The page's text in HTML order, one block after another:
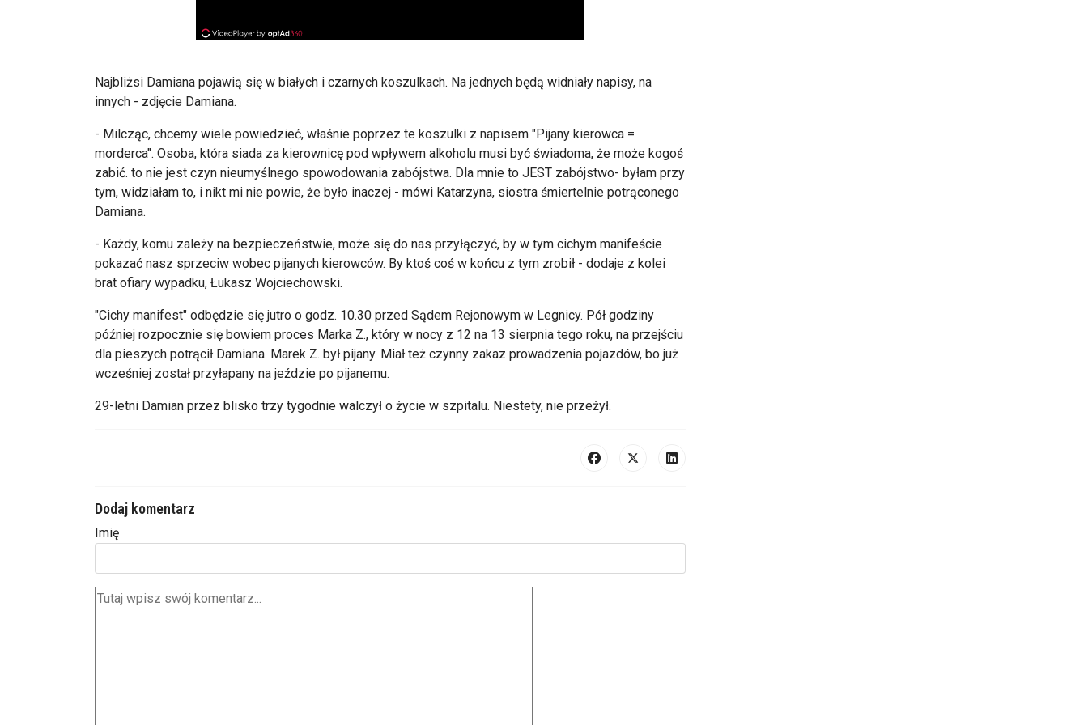
Najbliżsi Damiana pojawią się w białych i czarnych koszulkach. Na jednych będą widniały napisy, na
innych - zdjęcie Damiana.
- Milcząc, chcemy wiele powiedzieć, właśnie poprzez te koszulki z napisem "Pijany kierowca =
morderca". Osoba, która siada za kierownicę pod wpływem alkoholu musi być świadoma, że może kogoś
zabić. to nie jest czyn nieumyślnego spowodowania zabójstwa. Dla mnie to JEST zabójstwo- byłam przy
tym, widziałam to, i nikt mi nie powie, że było inaczej - mówi Katarzyna, siostra śmiertelnie potrąconego
Damiana.
- Każdy, komu zależy na bezpieczeństwie, może się do nas przyłączyć, by w tym cichym manifeście
pokazać nasz sprzeciw wobec pijanych kierowców. By ktoś coś w końcu z tym zrobił - dodaje z kolei
brat ofiary wypadku, Łukasz Wojciechowski.
"Cichy manifest" odbędzie się jutro o godz. 10.30 przed Sądem Rejonowym w Legnicy. Pół godziny
później rozpocznie się bowiem proces Marka Z., który w nocy z 12 na 13 sierpnia tego roku, na przejściu
dla pieszych potrącił Damiana. Marek Z. był pijany. Miał też czynny zakaz prowadzenia pojazdów, bo już
wcześniej został przyłapany na jeździe po pijanemu.
29-letni Damian przez blisko trzy tygodnie walczył o życie w szpitalu. Niestety, nie przeżył.
Dodaj komentarz
Imię